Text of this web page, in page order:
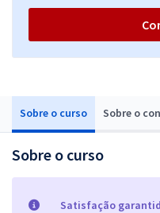
Sobre o curso Sobre o
Sobre o curso
Satisfação